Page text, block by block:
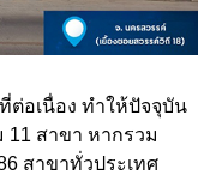
ต่อเนื่อง ทำให้ปัจจุบัน
สาขา หากรวม
สาขาทั่วประเทศ